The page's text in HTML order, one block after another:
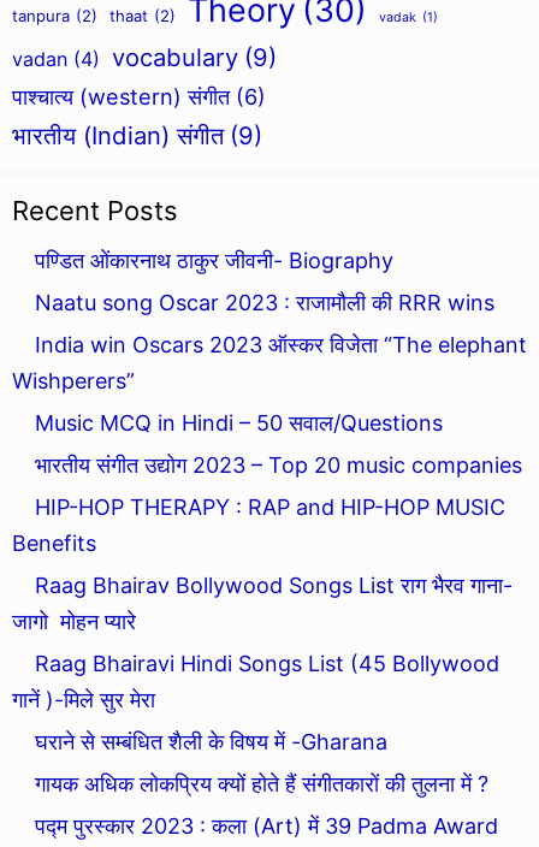
tanpura (2) thaat (2) Theory (30) vadak (1)
vadan (4) vocabulary (9)
पाश्चात्य (western) संगीत (6)
भारतीय (Indian) संगीत (9)
Recent Posts
पण्डित ओंकारनाथ ठाकुर जीवनी- Biography
Naatu song Oscar 2023 : राजामौली की RRR wins
India win Oscars 2023 ऑस्कर विजेता “The elephant
Wishperers”
Music MCQ in Hindi – 50 सवाल/Questions
भारतीय संगीत उद्योग 2023 – Top 20 music companies
HIP-HOP THERAPY : RAP and HIP-HOP MUSIC
Benefits
Raag Bhairav Bollywood Songs List राग भैरव गाना-
जागो मोहन प्यारे
Raag Bhairavi Hindi Songs List (45 Bollywood
गानें )-मिले सुर मेरा
घराने से सम्बंधित शैली के विषय में -Gharana
गायक अधिक लोकप्रिय क्यों होते हैं संगीतकारों की तुलना में ?
पद्म पुरस्कार 2023 : कला (Art) में 39 Padma Award